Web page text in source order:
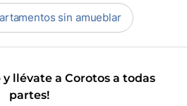
sin amueblar
y llévate a Corotos a todas
partes!